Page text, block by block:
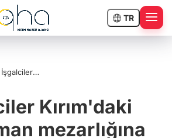
TR
İşgalciler
mezarlığına
göz dikti Kırım'daki
mezarlığına